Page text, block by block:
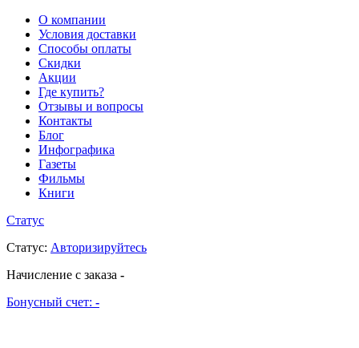
О компании
Условия доставки
Способы оплаты
Скидки
Акции
Где купить?
Отзывы и вопросы
Контакты
Блог
Инфографика
Газеты
Фильмы
Книги
Статус
Статус: Авторизируйтесь
Начисление с заказа -
Бонусный счет: -